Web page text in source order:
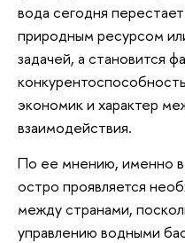
вода сегодня
природным ресурсом
задачей, а становится
экономик и характер
взаимодействия.
По ее мнению, именно
остро проявляется
между странами,
управлению водными